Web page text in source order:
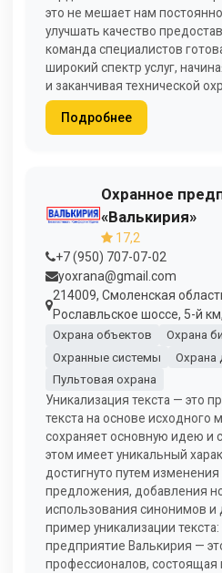
это не мешает нам
улучшать качество
команда специалистов
широкий спектр услуг,
и заканчивая технической
Подробнее
Охранное
«Валькирия»
17,2
+7 (950) 707-07-02
yoxrana@gmail.com
214009, Смоленская
Рославльское шоссе, 5-й
Охрана объектов
Охрана
Охранные системы
Охрана
Пультовая охрана
Уникализация текста — это
текста на основе исходного
сохраняет основную идею и
этом имеет уникальный
достигнуто путем изменения
предложения, добавления
использования синонимов и
пример уникализации
предприятие Валькирия —
профессионалов, состоящая